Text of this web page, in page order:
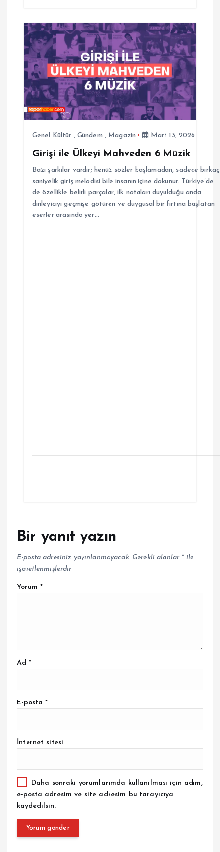
Genel Kültür , Gündem , Magazin Mart 13, 2026
Girişi ile Ülkeyi Mahveden 6 Müzik
Bazı şarkılar vardır; henüz sözler başlamadan, sadece birkaç
saniyelik giriş melodisi bile insanın içine dokunur. Türkiye’de
de özellikle belirli parçalar, ilk notaları duyulduğu anda
dinleyiciyi geçmişe götüren ve duygusal bir fırtına başlatan
eserler arasında yer…
Bir yanıt yazın
E-posta adresiniz yayınlanmayacak. Gerekli alanlar *ile
işaretlenmişlerdir
Yorum *
Ad *
E-posta*
İnternet sitesi
Daha sonraki yorumlarımda kullanılması için adım,
e-posta adresim ve site adresim bu tarayıcıya
kaydedilsin.